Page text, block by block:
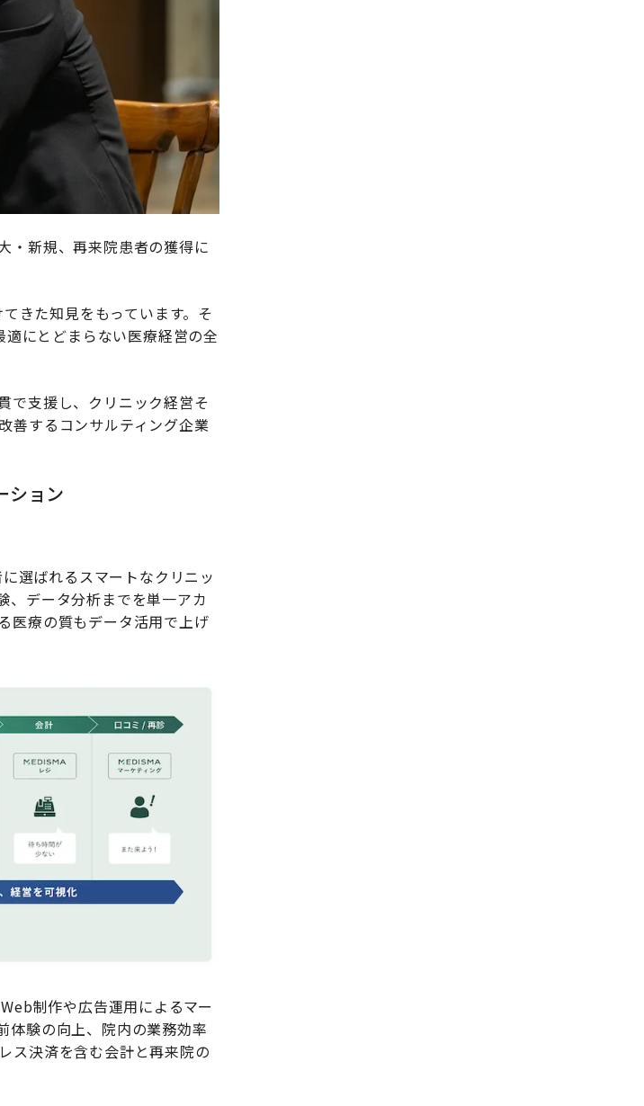
・新規、再来院患者の獲得に
きた知見をもっています。そ
にとどまらない医療経営の全
で支援し、クリニック経営そ
善するコンサルティング企業
ション
選ばれるスマートなクリニッ
、データ分析までを単一アカ
医療の質もデータ活用で上げ
制作や広告運用によるマー
体験の向上、院内の業務効率
ス決済を含む会計と再来院の